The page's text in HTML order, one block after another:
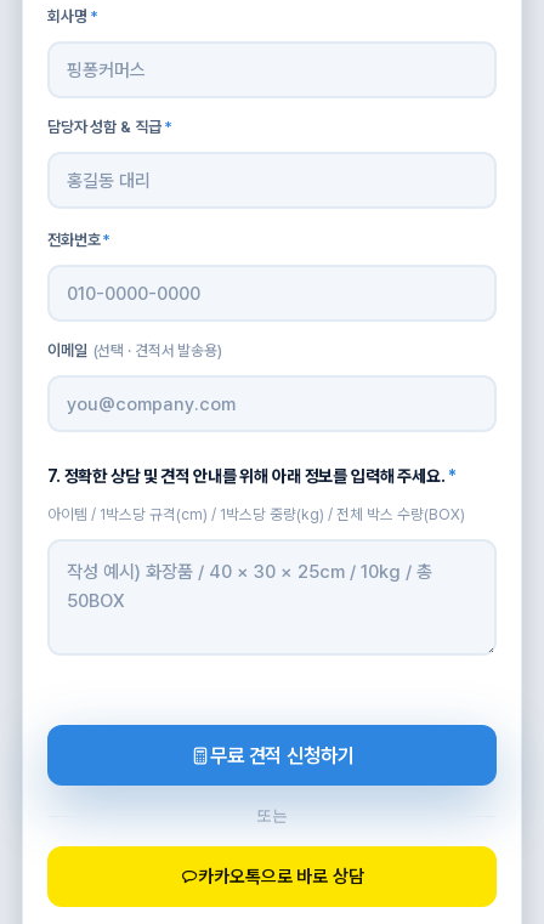
회사명 *
담당자 성함 & 직급 *
전화번호*
이메일 (선택 · 견적서 발송용)
7. 정확한 상담 및 견적 안내를 위해 아래 정보를 입력해 주세요. *
아이템 / 1박스당 규격(cm) / 1박스당 중량(kg) / 전체 박스 수량(BOX)
무료 견적 신청하기
또는
카카오톡으로 바로 상담